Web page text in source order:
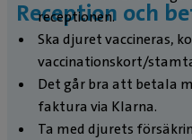
Reception och
receptionen.
Ska djuret vaccineras,
vaccinationskort/
Det går bra att betala
faktura via Klarna.
Ta med djurets